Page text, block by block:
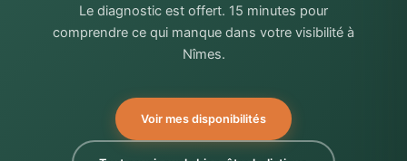
Le diagnostic est offert. 15 minutes pour
comprendre ce qui manque dans votre visibilité à
Nîmes.
Voir mes disponibilités